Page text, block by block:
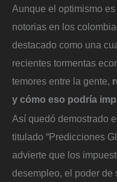
Aunque el optimismo
notorias en los
destacado como una
recientes tormentas
temores entre la gente,
y cómo eso podría
Así quedó demostrado
titulado “Predicciones
advierte que los
desempleo, el poder de